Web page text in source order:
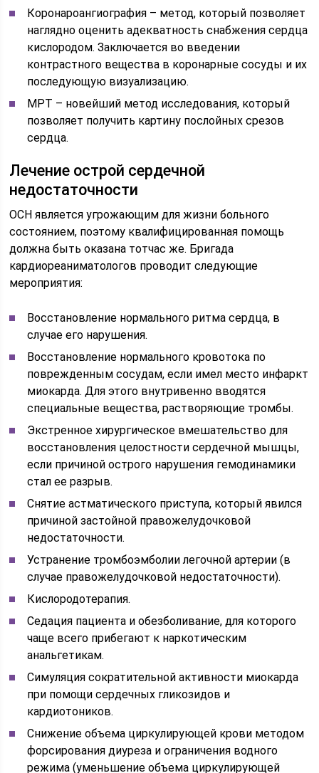
Коронароангиография – метод, который позволяет
наглядно оценить адекватность снабжения сердца
кислородом. Заключается во введении
контрастного вещества в коронарные сосуды и их
последующую визуализацию.
МРТ – новейший метод исследования, который
позволяет получить картину послойных срезов
сердца.
Лечение острой сердечной
недостаточности
ОСН является угрожающим для жизни больного
состоянием, поэтому квалифицированная помощь
должна быть оказана тотчас же. Бригада
кардиореаниматологов проводит следующие
мероприятия:
Восстановление нормального ритма сердца, в
случае его нарушения.
Восстановление нормального кровотока по
поврежденным сосудам, если имел место инфаркт
миокарда. Для этого внутривенно вводятся
специальные вещества, растворяющие тромбы.
Экстренное хирургическое вмешательство для
восстановления целостности сердечной мышцы,
если причиной острого нарушения гемодинамики
стал ее разрыв.
Снятие астматического приступа, который явился
причиной застойной правожелудочковой
недостаточности.
Устранение тромбоэмболии легочной артерии (в
случае правожелудочковой недостаточности).
Кислородотерапия.
Седация пациента и обезболивание, для которого
чаще всего прибегают к наркотическим
анальгетикам.
Симуляция сократительной активности миокарда
при помощи сердечных гликозидов и
кардиотоников.
Снижение объема циркулирующей крови методом
форсирования диуреза и ограничения водного
режима (уменьшение объема циркулирующей